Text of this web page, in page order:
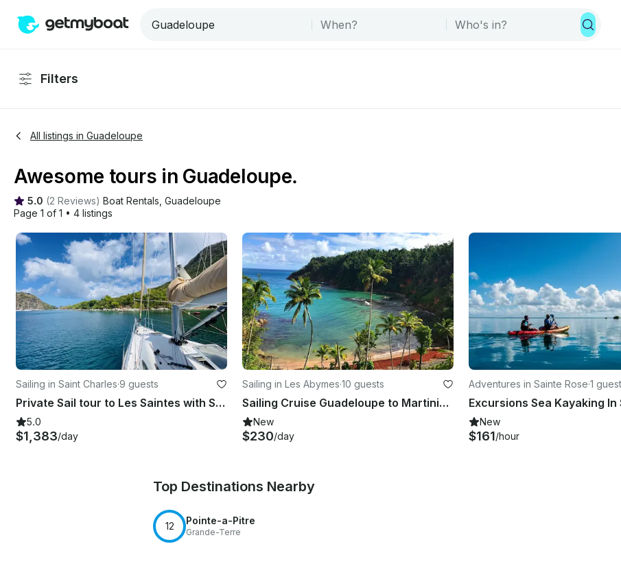
Filters
All listings in Guadeloupe
Awesome tours in Guadeloupe.
5.0 (2 Reviews) Boat Rentals Guadeloupe
Page 1 of 1 • 4 listings
Sailing in Saint Charles·9 guests
Private Sail tour to Les Saintes with Skipper Sailing teacher
5.0
$1,383/day
Sailing in Les Abymes·10 guests
Sailing Cruise Guadeloupe to Martinique on Beneteau Oceanis 440
New
$230/day
Adventures in Sainte Rose·1 guest
New
$161/hour
Top Destinations Nearby
12 Pointe-a-Pitre
Grande-Terre